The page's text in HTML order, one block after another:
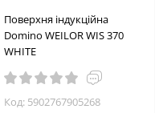
Поверхня індукційна
Domino WEILOR WIS 370
WHITE
Код: 5902767905268